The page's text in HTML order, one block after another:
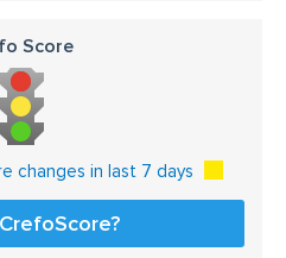
Score
changes in last 7 days